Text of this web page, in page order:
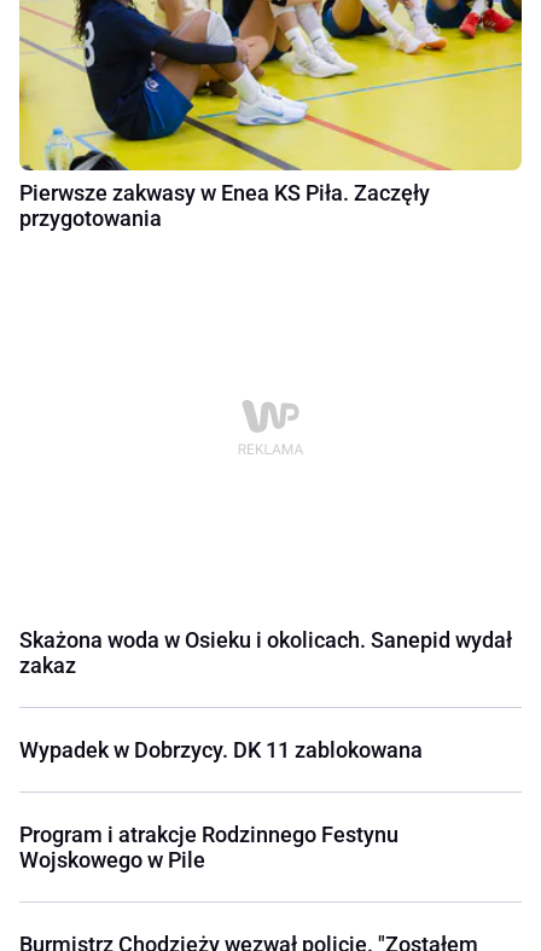
Pierwsze zakwasy w Enea KS Piła. Zaczęły
przygotowania
Skażona woda w Osieku i okolicach. Sanepid wydał
zakaz
Wypadek w Dobrzycy. DK 11 zablokowana
Program i atrakcje Rodzinnego Festynu
Wojskowego w Pile
Burmistrz Chodzieży wezwał policję. "Zostałem